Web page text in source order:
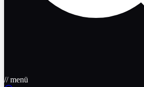
// menü